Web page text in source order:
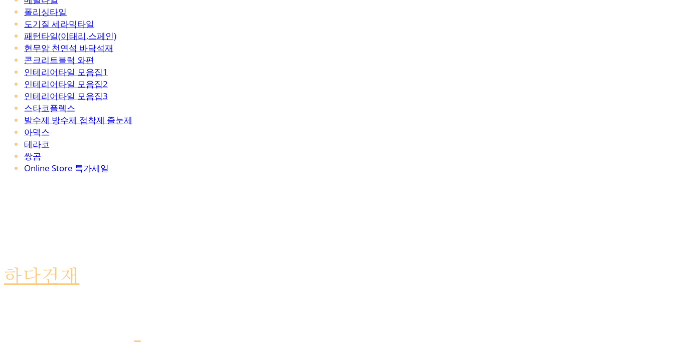
폴리싱타일
도기질 세라믹타일
패턴타일(이태리,스페인)
현무암 천연석 바닥석재
콘크리트블럭 와편
인테리어타일 모음집1
인테리어타일 모음집2
인테리어타일 모음집3
스타코플렉스
발수제 방수제 접착제 줄눈제
아덱스
테라코
쌍곰
Online Store 특가세일
하다건재